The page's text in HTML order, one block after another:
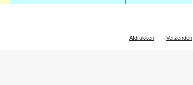
Afdrukken Verzenden